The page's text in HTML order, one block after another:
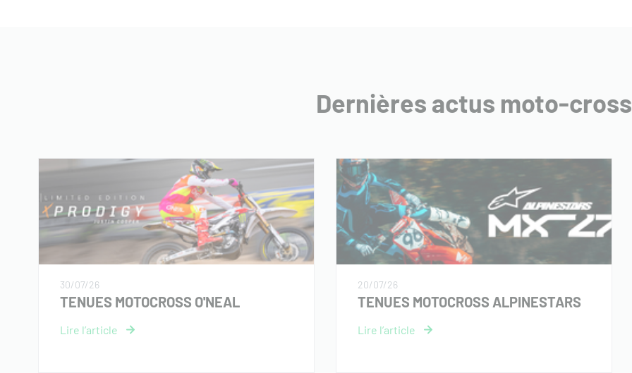
Dernières actus moto-cross
30/07/26
TENUES MOTOCROSS O'NEAL
20/07/26
TENUES MOTOCROSS ALPINESTARS